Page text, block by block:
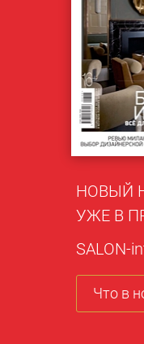
НОВЫЙ
УЖЕ В
SALON-
Что в